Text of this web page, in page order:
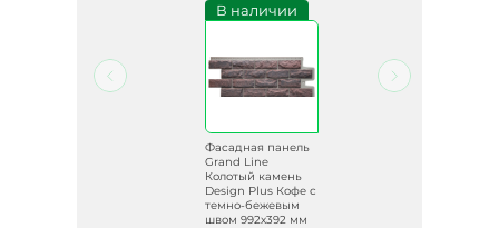
В наличии
Фасадная панель
Grand Line
Колотый камень
Design Plus Кофе с
темно-бежевым
швом 992х392 мм